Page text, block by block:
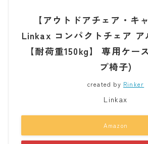
【アウトドアチェア・キ
Linkax コンパクトチェア ア
【耐荷重150kg】 専用ケー
プ椅子)
created by Rinker
Linkax
Amazon